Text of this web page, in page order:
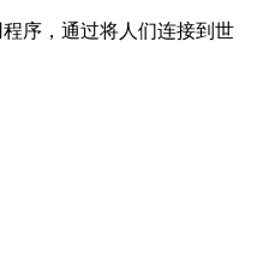
序，通过将人们连接到世